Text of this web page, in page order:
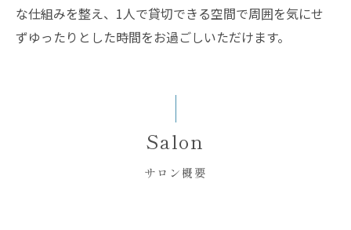
な仕組みを整え、1人で貸切できる空間で周囲を気にせ
ずゆったりとした時間をお過ごしいただけます。
Salon
サロン概要